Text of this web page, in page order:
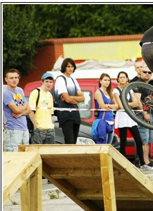
V rámci StreeTT Session
ročník súťažnej výstavy
možnosť návštevníci prezerať
Medzitým na pódiu
bicykloch, došlo aj na ukážky
YoYo.
Do toho všetkého výborná
skupín.
„Za vznikom tejto akcie bola
existuje mnoho tradičných
chceli vytvoriť niečo nové, čo
premiérovej StreeTT Session